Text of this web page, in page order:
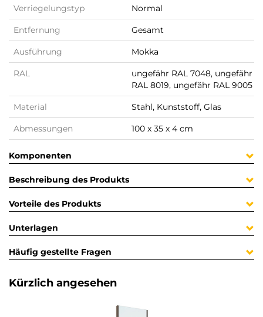
Verriegelungstyp Normal
Entfernung Gesamt
Ausführung Mokka
RAL
ungefähr RAL 7048, ungefähr
RAL 8019, ungefähr RAL 9005
Material Stahl, Kunststoff, Glas
Abmessungen 100 x 35 x 4 cm
Komponenten
Beschreibung des Produkts
Vorteile des Produkts
Unterlagen
Häufig gestellte Fragen
Kürzlich angesehen